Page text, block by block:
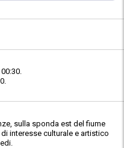
sulla sponda est del fiume
interesse culturale e artistico